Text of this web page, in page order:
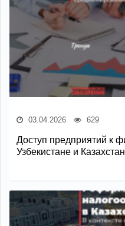
03.04.2026 629
Доступ предприятий к
Узбекистане и